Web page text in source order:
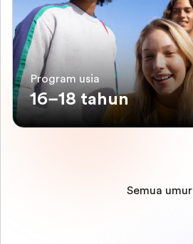
Program usia
16–18 tahun
Semua umur